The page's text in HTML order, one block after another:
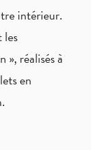
intérieur.
», réalisés à
en